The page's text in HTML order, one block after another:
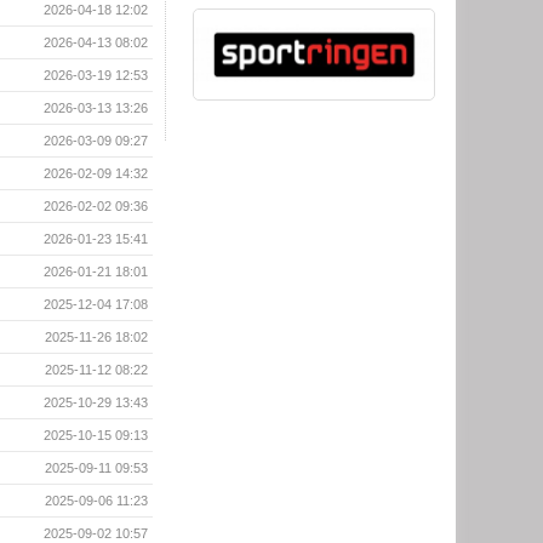
2026-04-18 12:02
2026-04-13 08:02
2026-03-19 12:53
2026-03-13 13:26
2026-03-09 09:27
2026-02-09 14:32
2026-02-02 09:36
2026-01-23 15:41
2026-01-21 18:01
2025-12-04 17:08
2025-11-26 18:02
2025-11-12 08:22
2025-10-29 13:43
2025-10-15 09:13
2025-09-11 09:53
2025-09-06 11:23
2025-09-02 10:57